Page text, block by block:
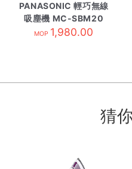
PANASONIC 輕巧無線
吸塵機 MC-SBM20
MOP 1,980.00
猜